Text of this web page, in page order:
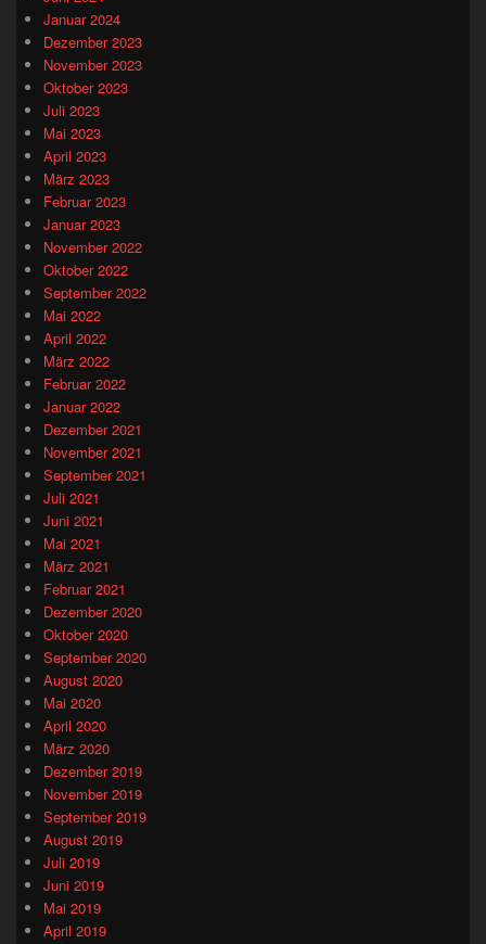
Januar 2024
Dezember 2023
November 2023
Oktober 2023
Juli 2023
Mai 2023
April 2023
März 2023
Februar 2023
Januar 2023
November 2022
Oktober 2022
September 2022
Mai 2022
April 2022
März 2022
Februar 2022
Januar 2022
Dezember 2021
November 2021
September 2021
Juli 2021
Juni 2021
Mai 2021
März 2021
Februar 2021
Dezember 2020
Oktober 2020
September 2020
August 2020
Mai 2020
April 2020
März 2020
Dezember 2019
November 2019
September 2019
August 2019
Juli 2019
Juni 2019
Mai 2019
April 2019